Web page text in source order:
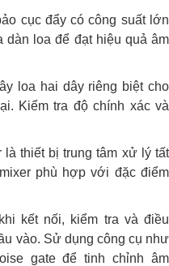
cục đẩy có công suất lớn
dàn loa để đạt hiệu quả âm
loa hai dây riêng biệt cho
Kiểm tra độ chính xác và
là thiết bị trung tâm xử lý tất
phù hợp với đặc điểm
kết nối, kiểm tra và điều
vào. Sử dụng công cụ như
gate để tinh chỉnh âm